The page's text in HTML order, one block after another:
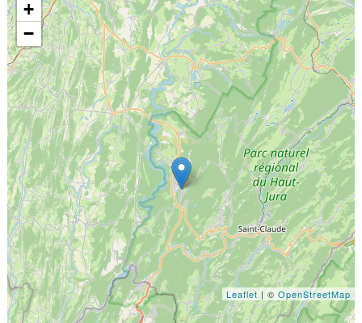
+
−
Leaflet | ©OpenStreetMap